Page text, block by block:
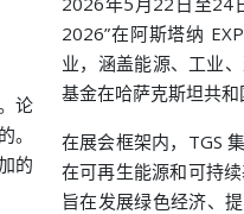
论
。
的
2026”在阿斯塔纳
业，涵盖能源、工业
基金在哈萨克斯坦共
在展会框架内，TGS
在可再生能源和可持
旨在发展绿色经济、